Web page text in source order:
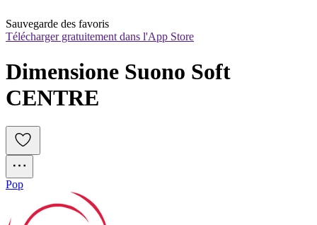
Sauvegarde des favoris
Télécharger gratuitement dans l'App Store
Dimensione Suono Soft
CENTRE
Pop